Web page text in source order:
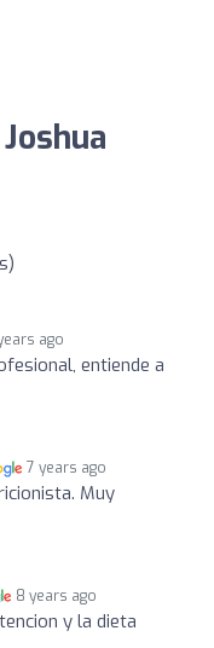
ago
entiende a
7 years ago
Muy
8 years ago
y la dieta